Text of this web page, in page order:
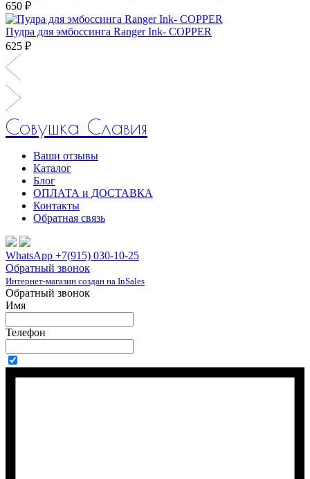
650 ₽
Пудра для эмбоссинга Ranger Ink- COPPER
625 ₽
Совушка Славия
Ваши отзывы
Каталог
Блог
ОПЛАТА и ДОСТАВКА
Контакты
Обратная связь
WhatsApp +7(915) 030-10-25
Обратный звонок
Интернет-магазин создан на InSales
Обратный звонок
Имя
Телефон